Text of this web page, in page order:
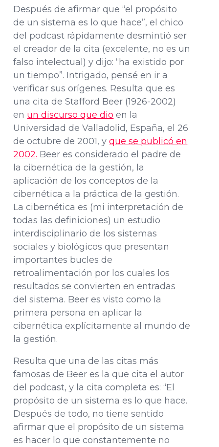
Después de afirmar que “el propósito
de un sistema es lo que hace”, el chico
del podcast rápidamente desmintió ser
el creador de la cita (excelente, no es un
falso intelectual) y dijo: “ha existido por
un tiempo”. Intrigado, pensé en ir a
verificar sus orígenes. Resulta que es
una cita de Stafford Beer (1926-2002)
en un discurso que dio en la
Universidad de Valladolid, España, el 26
de octubre de 2001, yque se publicó en
2002. Beer es considerado el padre de
la cibernética de la gestión, la
aplicación de los conceptos de la
cibernética a la práctica de la gestión.
La cibernética es (mi interpretación de
todas las definiciones) un estudio
interdisciplinario de los sistemas
sociales y biológicos que presentan
importantes bucles de
retroalimentación por los cuales los
resultados se convierten en entradas
del sistema. Beer es visto como la
primera persona en aplicar la
cibernética explícitamente al mundo de
la gestión.
Resulta que una de las citas más
famosas de Beer es la que cita el autor
del podcast, y la cita completa es: “El
propósito de un sistema es lo que hace.
Después de todo, no tiene sentido
afirmar que el propósito de un sistema
es hacer lo que constantemente no